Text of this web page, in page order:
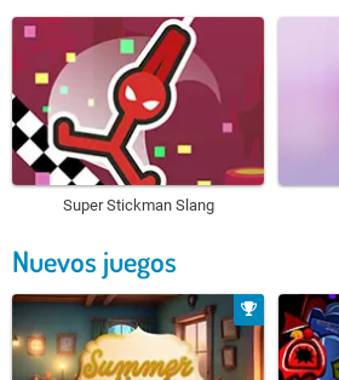
Super Stickman Slang
Nuevos juegos